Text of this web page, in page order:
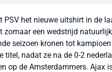
PSV het nieuwe uitshirt in de
zomaar een wedstrijd
seizoen kronen tot
titel, nadat ze na de 0-2
op de Amsterdammers. Ajax